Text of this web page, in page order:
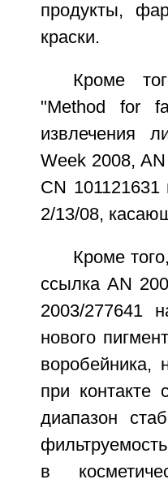
продукты,
краски.
Кроме
"Method for
извлечения
Week 2008,
CN
2/13/08,
Кроме
ссылка AN
2003/277641
нового
воробейника,
при
диапазон
в